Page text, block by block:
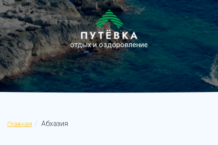
отдых и оздоровление
Главная Абхазия